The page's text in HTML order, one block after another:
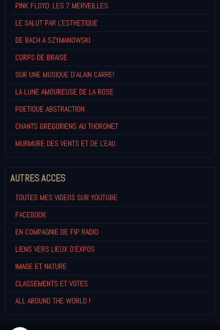
PINK FLOYD: LES 7 MERVEILLES
LE SALUT PAR L'ESTHETIQUE
DE BACH A SZYMANOWSKI
CORPS DE BRAISE
SUR UNE MUSIQUE D'ALAIN CARRE!
LA LUNE AMOUREUSE DE LA ROSE
POETIQUE ABSTRACTION
CHANTS GREGORIENS AU THORONET
MURMURE DES VENTS ET DE L'EAU
AUTRES ACCES
TOUTES MES VIDEOS SUR YOUTUBE
FACEBOOK
EN COMPAGNIE DE FIP RADIO
LIENS VERS LIEUX D'EXPOS
IMAGE ET NATURE
CLASSEMENTS ET VOTES
ALL AROUND THE WORLD !